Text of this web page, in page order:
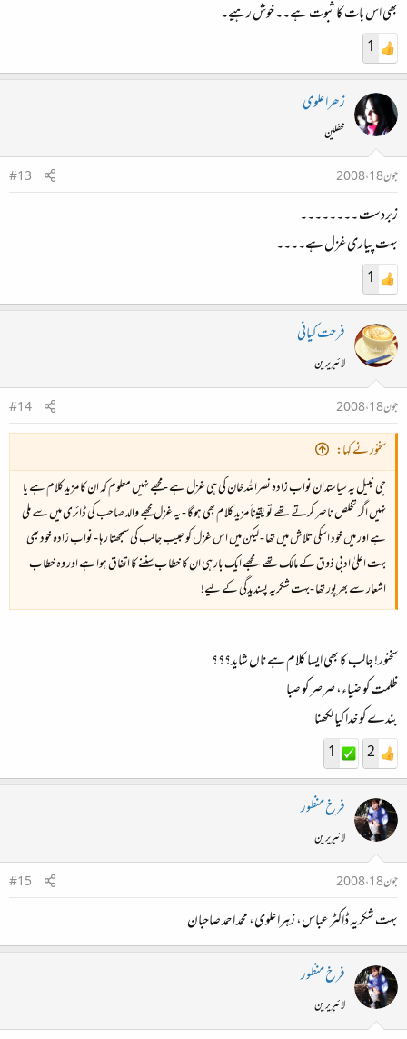
بھی اس بات کا ثبوت ہے۔۔ خوش رہیے۔
1
زھرا علوی
محفلین
جون 18، 2008
#13
زبردست ۔۔۔۔۔۔۔۔
بہت پیاری غزل ہے۔۔۔۔
1
فرحت کیانی
لائبریرین
جون 18، 2008
#14
سخنور نے کہا:
جی نبیل یہ سیاستدان نواب زادہ نصراللہ خان کی ہی غزل ہے - مجھے نہیں معلوم کہ ان کا مزید کلام ہے یا
نہیں اگر تخلص ناصر کرتے تھے تو یقیناً مزید کلام بھی ہوگا - یہ غزل مجھے والد صاحب کی ڈائری میں سے ملی
ہے اور میں خود اسکی تلاش میں تھا - لیکن میں اس غزل کو حبیب جالب کی سمجھتا رہا - نواب زادہ خود بھی
بہت اعلیٰ ادبی ذوق کے مالک تھے - مجھے ایک بار ہی ان کا خطاب سننے کا اتفاق ہوا ہے اور وہ خطاب
اشعار سے بھرپور تھا -بہت شکریہ پسندیدگی کے لیے!‌
سخنور! جالب کا بھی ایسا کلام ہے ناں شاید؟؟؟
ظلمت کو ضیاء، صرصر کو صبا
بندے کو خدا کیا لکھنا
2
1
فرخ منظور
لائبریرین
جون 18، 2008
#15
بہت شکریہ ڈاکٹر عباس، زہرا علوی، محمد احمد صاحبان
فرخ منظور
لائبریرین